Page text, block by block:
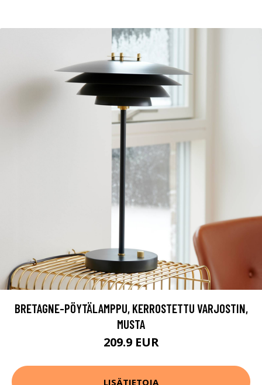
BRETAGNE-PÖYTÄLAMPPU, KERROSTETTU VARJOSTIN,
MUSTA
209.9 EUR
LISÄTIETOJA